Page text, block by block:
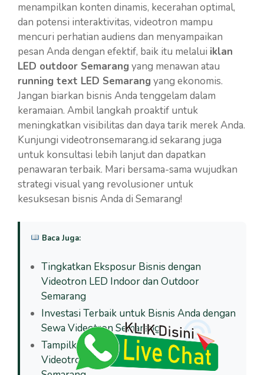
menampilkan konten dinamis, kecerahan optimal,
dan potensi interaktivitas, videotron mampu
mencuri perhatian audiens dan menyampaikan
pesan Anda dengan efektif, baik itu melalui iklan
LED outdoor Semarang yang menawan atau
running text LED Semarang yang ekonomis.
Jangan biarkan bisnis Anda tenggelam dalam
keramaian. Ambil langkah proaktif untuk
meningkatkan visibilitas dan daya tarik merek Anda.
Kunjungi videotronsemarang.id sekarang juga
untuk konsultasi lebih lanjut dan dapatkan
penawaran terbaik. Mari bersama-sama wujudkan
strategi visual yang revolusioner untuk
kesuksesan bisnis Anda di Semarang!
Baca Juga:
Tingkatkan Eksposur Bisnis dengan
Videotron LED Indoor dan Outdoor
Semarang
Investasi Terbaik untuk Bisnis Anda dengan
Sewa Videotron Semarang
Tampilkan Pesan Bisnis Anda dengan
Videotron LED Indoor dan Outdoor